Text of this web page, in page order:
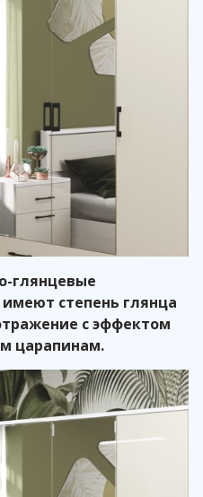
глянцевые
степень глянца
с эффектом
царапинам.